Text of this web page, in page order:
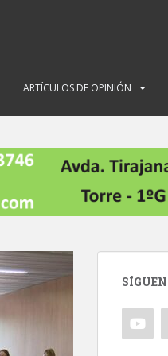
ARTÍCULOS DE OPINIÓN